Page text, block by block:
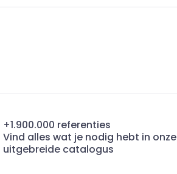
+1.900.000 referenties
Vind alles wat je nodig hebt in onze
uitgebreide catalogus